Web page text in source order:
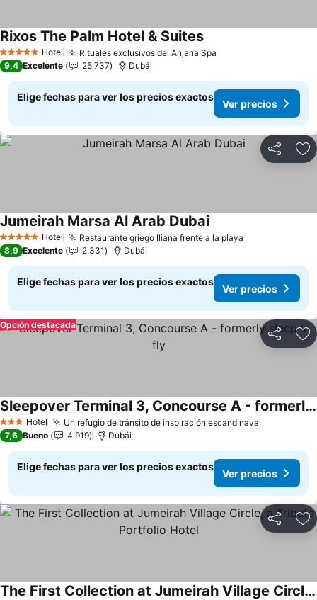
5 Estrellas Hotel Rituales exclusivos del Anjana Spa
Rixos The Palm Hotel & Suites
9,4 Excelente 25.737 Dubái
Elige fechas para ver los precios exactos
Ver precios
Compartir
5 Estrellas Hotel Restaurante griego Iliana frente a la playa
Jumeirah Marsa Al Arab Dubai
8,9 Excelente 2.331 Dubái
Elige fechas para ver los precios exactos
Ver precios
Compartir
Opción destacada
3 Estrellas
Hotel Un refugio de tránsito de inspiración escandinava
Sleepover Terminal 3, Concourse A - formerly sleep 'n fly
7,6 Bueno 4.919 Dubái
Elige fechas para ver los precios exactos
Ver precios
Compartir
The First Collection at Jumeirah Village Circle, a Tribute Portfolio Hotel